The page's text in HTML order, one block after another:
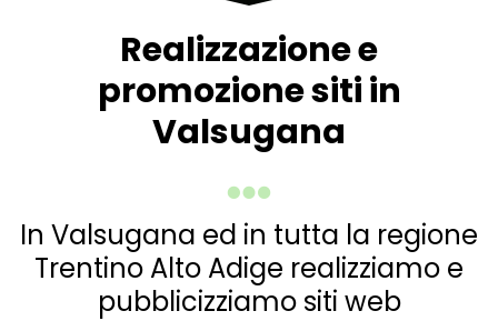
Realizzazione e
promozione siti in
Valsugana
In Valsugana ed in tutta la regione
Trentino Alto Adige realizziamo e
pubblicizziamo siti web